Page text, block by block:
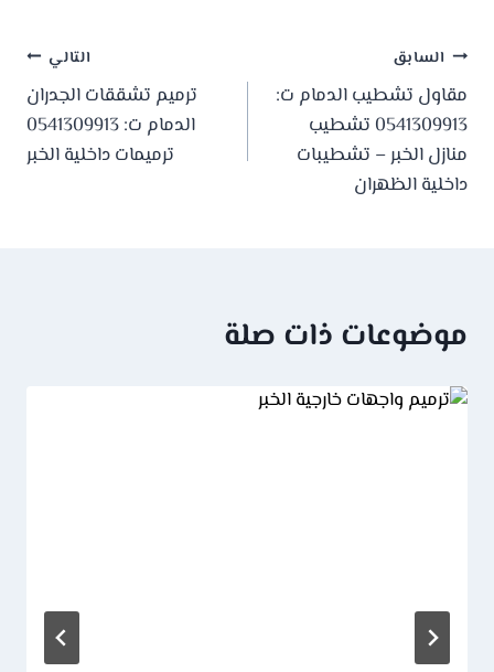
تصفّح
المقالات
السابق
مقاول تشطيب الدمام ت:
0541309913 تشطيب
منازل الخبر – تشطيبات
داخلية الظهران
التالي
ترميم تشققات الجدران
الدمام ت: 0541309913
ترميمات داخلية الخبر
موضوعات ذات صلة